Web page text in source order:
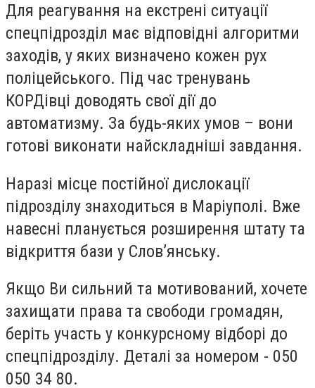
Для реагування на екстрені ситуації
спецпідрозділ має відповідні алгоритми
заходів, у яких визначено кожен рух
поліцейського. Під час тренувань
КОРДівці доводять свої дії до
автоматизму. За будь-яких умов – вони
готові виконати найскладніші завдання.
Наразі місце постійної дислокації
підрозділу знаходиться в Маріуполі. Вже
навесні планується розширення штату та
відкриття бази у Слов’янську.
Якщо Ви сильний та мотивований, хочете
захищати права та свободи громадян,
беріть участь у конкурсному відборі до
спецпідрозділу. Деталі за номером - 050
050 34 80.